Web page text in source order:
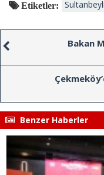
Etiketler: Sultanbeyli
Bakan
Benzer Haberler